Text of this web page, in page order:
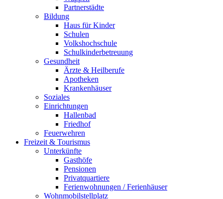
Partnerstädte
Bildung
Haus für Kinder
Schulen
Volkshochschule
Schulkinderbetreuung
Gesundheit
Ärzte & Heilberufe
Apotheken
Krankenhäuser
Soziales
Einrichtungen
Hallenbad
Friedhof
Feuerwehren
Freizeit & Tourismus
Unterkünfte
Gasthöfe
Pensionen
Privatquartiere
Ferienwohnungen / Ferienhäuser
Wohnmobilstellplatz